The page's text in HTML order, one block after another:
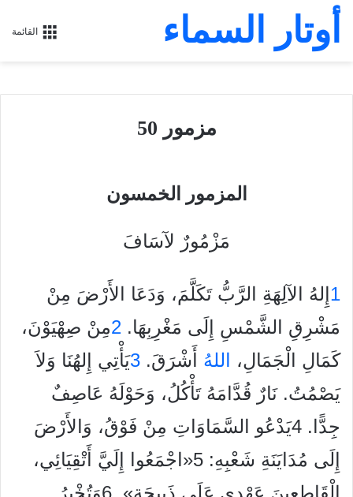
القائمة أوتار السماء
مزمور 50
المزمور الخمسون
مَزْمُورٌ لآسَافَ
1 إِلهُ الآلِهَةِ الرَّبُّ تَكَلَّمَ، وَدَعَا الأَرْضَ مِنْ
مَشْرِقِ الشَّمْسِ إِلَى مَغْرِبِهَا. 2مِنْ صِهْيَوْنَ،
كَمَالِ الْجَمَالِ،
الله ُ أَشْرَقَ. 3يَأْتِي إِلهُنَا وَلاَ
يَصْمُتُ. نَارٌ قُدَّامَهُ تَأْكُلُ، وَحَوْلَهُ عَاصِفٌ
جِدًّا. 4يَدْعُو السَّمَاوَاتِ مِنْ فَوْقُ، وَالأَرْضَ
إِلَى مُدَايَنَةِ شَعْبِهِ: 5«اجْمَعُوا إِلَيَّ أَتْقِيَائِي،
الْقَاطِعِينَ عَهْدِي عَلَى ذَبِيحَةٍ». 6وَتُخْبِرُ